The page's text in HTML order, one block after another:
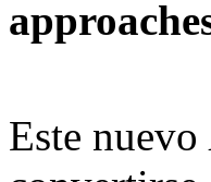
Este nuevo